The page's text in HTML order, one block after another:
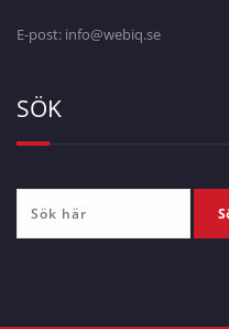
E-post: info@webiq.se
SÖK